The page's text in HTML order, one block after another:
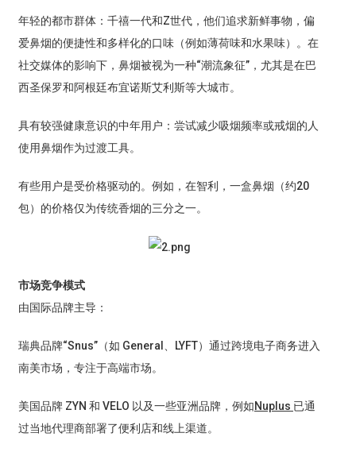
年轻的都市群体：千禧一代和Z世代，他们追求新鲜事物，偏
爱鼻烟的便捷性和多样化的口味（例如薄荷味和水果味）。在
社交媒体的影响下，鼻烟被视为一种“潮流象征”，尤其是在巴
西圣保罗和阿根廷布宜诺斯艾利斯等大城市。
具有较强健康意识的中年用户：尝试减少吸烟频率或戒烟的人
使用鼻烟作为过渡工具。
有些用户是受价格驱动的。例如，在智利，一盒鼻烟（约20
包）的价格仅为传统香烟的三分之一。
市场竞争模式
由国际品牌主导：
瑞典品牌“Snus”（如 General、LYFT）通过跨境电子商务进入
南美市场，专注于高端市场。
美国品牌 ZYN 和 VELO 以及一些亚洲品牌，例如Nuplus 已通
过当地代理商部署了便利店和线上渠道。